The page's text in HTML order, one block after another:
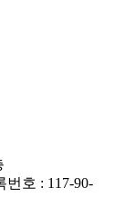
호 : 117-90-